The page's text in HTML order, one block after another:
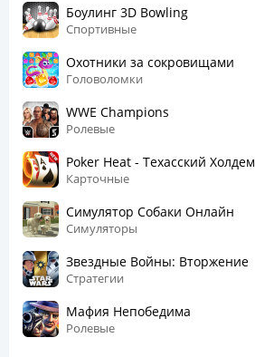
Боулинг 3D Bowling
Спортивные
Охотники за сокровищами
Головоломки
WWE Champions
Ролевые
Poker Heat - Техасский Холдем
Карточные
Симулятор Собаки Онлайн
Симуляторы
Звездные Войны: Вторжение
Стратегии
Мафия Непобедима
Ролевые